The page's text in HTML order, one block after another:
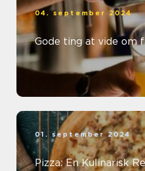
04. september 2024
Gode ting at vide om
01. september 2024
Pizza: En Kulinarisk